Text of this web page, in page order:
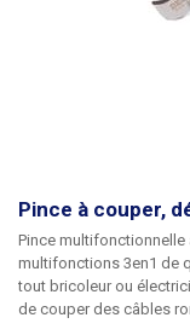
Pince à couper,
Pince multifonctionnelle
multifonctions 3en1 de
tout bricoleur ou
de couper des câbles